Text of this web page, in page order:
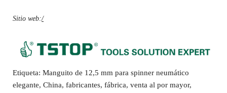
Sitio web:/
Etiqueta: Manguito de 12,5 mm para spinner neumático
elegante, China, fabricantes, fábrica, venta al por mayor,